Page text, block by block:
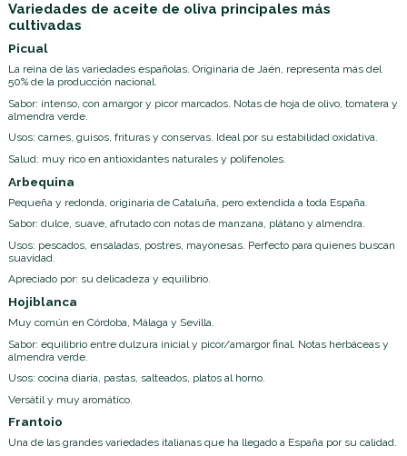
Variedades de aceite de oliva principales más
cultivadas
Picual
La reina de las variedades españolas. Originaria de Jaén, representa más del
50% de la producción nacional.
Sabor: intenso, con amargor y picor marcados. Notas de hoja de olivo, tomatera y
almendra verde.
Usos: carnes, guisos, frituras y conservas. Ideal por su estabilidad oxidativa.
Salud: muy rico en antioxidantes naturales y polifenoles.
Arbequina
Pequeña y redonda, originaria de Cataluña, pero extendida a toda España.
Sabor: dulce, suave, afrutado con notas de manzana, plátano y almendra.
Usos: pescados, ensaladas, postres, mayonesas. Perfecto para quienes buscan
suavidad.
Apreciado por: su delicadeza y equilibrio.
Hojiblanca
Muy común en Córdoba, Málaga y Sevilla.
Sabor: equilibrio entre dulzura inicial y picor/amargor final. Notas herbáceas y
almendra verde.
Usos: cocina diaria, pastas, salteados, platos al horno.
Versátil y muy aromático.
Frantoio
Una de las grandes variedades italianas que ha llegado a España por su calidad.